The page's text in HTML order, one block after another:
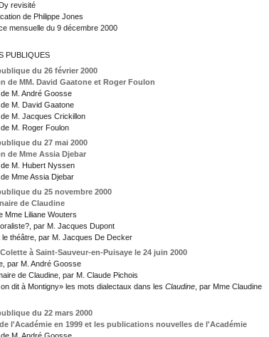
revisité
de Philippe Jones
mensuelle du 9 décembre 2000
PUBLIQUES
du 26 février 2000
de MM. David Gaatone et Roger Foulon
M. André Goosse
M. David Gaatone
M. Jacques Crickillon
M. Roger Foulon
du 27 mai 2000
de Mme Assia Djebar
M. Hubert Nyssen
Mme Assia Djebar
du 25 novembre 2000
de Claudine
Mme Liliane Wouters
par M. Jacques Dupont
le théâtre, par M. Jacques De Decker
à Saint-Sauveur-en-Puisaye le 24 juin 2000
par M. André Goosse
de Claudine, par M. Claude Pichois
dit à Montigny» les mots dialectaux dans les Claudine, par Mme Claudine
du 22 mars 2000
l'Académie en 1999 et les publications nouvelles de l'Académie